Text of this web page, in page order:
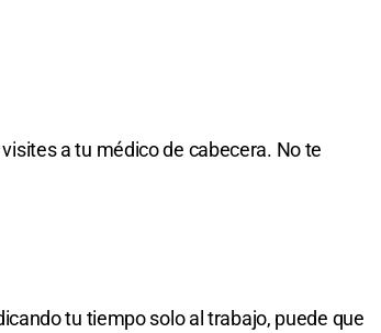
a tu médico de cabecera. No te
tu tiempo solo al trabajo, puede que